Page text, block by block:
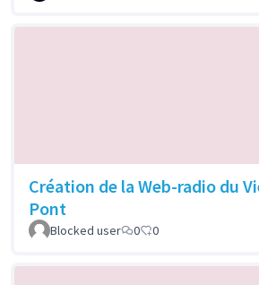
Création de la Web-radio du
Pont
Blocked user 0 0